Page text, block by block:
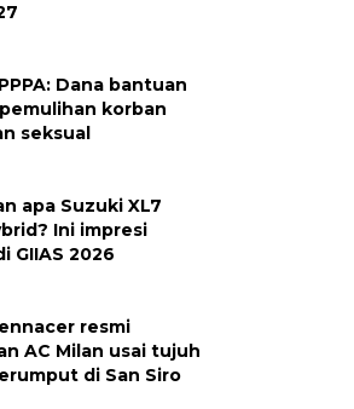
Dana bantuan
korban
seksual
apa Suzuki XL7
Ini impresi
GIIAS 2026
resmi
AC Milan usai tujuh
di San Siro